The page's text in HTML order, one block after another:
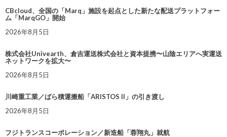
CBcloud、全国の「Marq」施設を起点とした新たな配送プラットフォー
ム「MarqGO」開始
2026年8月5日
株式会社Univearth、倉吉運送株式会社と資本提携〜山陰エリアへ実運送
ネットワークを拡大〜
2026年8月5日
川崎重工業／ばら積運搬船「ARISTOS II」の引き渡し
2026年8月5日
フジトランスコーポレーション／新造船「蓉翔丸」就航